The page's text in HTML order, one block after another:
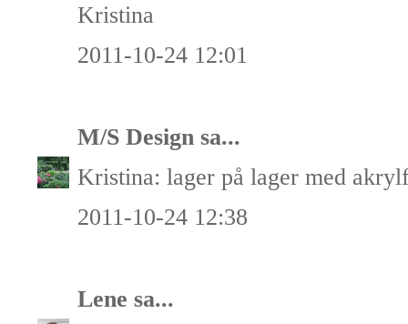
Kristina
2011-10-24 12:01
M/S Design sa...
Kristina: lager på lager med
2011-10-24 12:38
Lene sa...